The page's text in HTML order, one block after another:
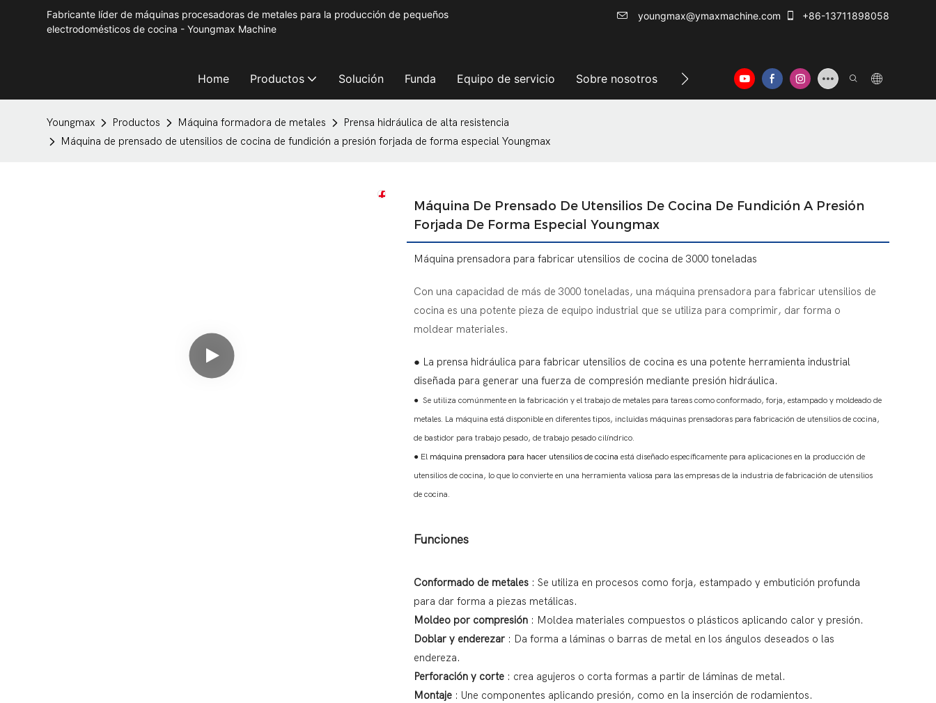
Fabricante líder de máquinas procesadoras de metales para la producción de pequeños
electrodomésticos de cocina - Youngmax Machine
youngmax@ymaxmachine.com +86-13711898058
Home Productos Solución Funda Equipo de servicio Sobre nosotros Centro de información Contáctenos
Youngmax Productos Máquina formadora de metales
Prensa hidráulica de alta resistencia
Máquina de prensado de utensilios de cocina de fundición a presión forjada de forma especial Youngmax
Máquina De Prensado De Utensilios De Cocina De Fundición A Presión
Forjada De Forma Especial Youngmax
Máquina prensadora para fabricar utensilios de cocina de 3000 toneladas
Con una capacidad de más de 3000 toneladas, una máquina prensadora para fabricar utensilios de
cocina es una potente pieza de equipo industrial que se utiliza para comprimir, dar forma o
moldear materiales.
● La prensa hidráulica para fabricar utensilios de cocina es una potente herramienta industrial
diseñada para generar una fuerza de compresión mediante presión hidráulica.
● Se utiliza comúnmente en la fabricación y el trabajo de metales para tareas como conformado, forja, estampado y moldeado de
metales. La máquina está disponible en diferentes tipos, incluidas máquinas prensadoras para fabricación de utensilios de cocina,
de bastidor para trabajo pesado, de trabajo pesado cilíndrico.
● El máquina prensadora para hacer utensilios de cocina está diseñado específicamente para aplicaciones en la producción de
utensilios de cocina, lo que lo convierte en una herramienta valiosa para las empresas de la industria de fabricación de utensilios
de cocina.
Funciones
Conformado de metales : Se utiliza en procesos como forja, estampado y embutición profunda
para dar forma a piezas metálicas.
Moldeo por compresión : Moldea materiales compuestos o plásticos aplicando calor y presión.
Doblar y enderezar : Da forma a láminas o barras de metal en los ángulos deseados o las
endereza.
Perforación y corte : crea agujeros o corta formas a partir de láminas de metal.
Montaje : Une componentes aplicando presión, como en la inserción de rodamientos.